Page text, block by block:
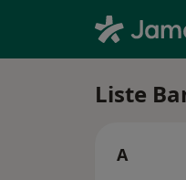
Liste
A